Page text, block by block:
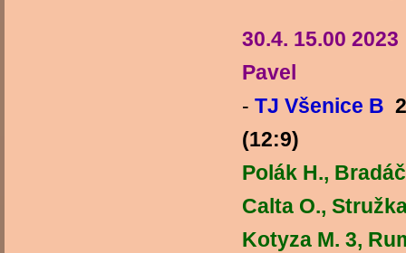
30.4. 15.00
Pavel
- TJ Všenice B
(12:9)
Polák H.,
Calta O.,
Kotyza M. 3,